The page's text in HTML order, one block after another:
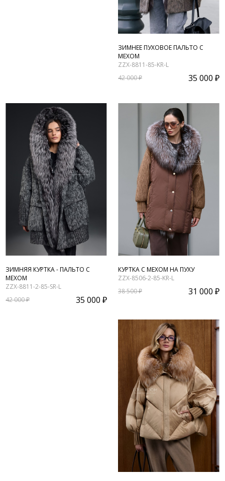
ЗИМНЕЕ ПУХОВОЕ ПАЛЬТО С
МЕХОМ
ZZX-8811-85-KR-L
42 000 ₽
35 000 ₽
ЗИМНЯЯ КУРТКА - ПАЛЬТО С
МЕХОМ
ZZX-8811-2-85-SR-L
42 000 ₽
35 000 ₽
КУРТКА С МЕХОМ НА ПУХУ
ZZX-8506-2-85-KR-L
38 500 ₽
31 000 ₽